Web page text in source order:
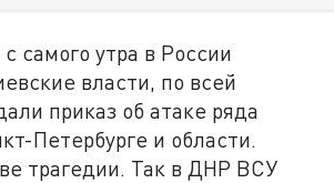
самого утра в России
власти, по всей
приказ об атаке ряда
Петербурге и области.
трагедии. Так в ДНР ВСУ